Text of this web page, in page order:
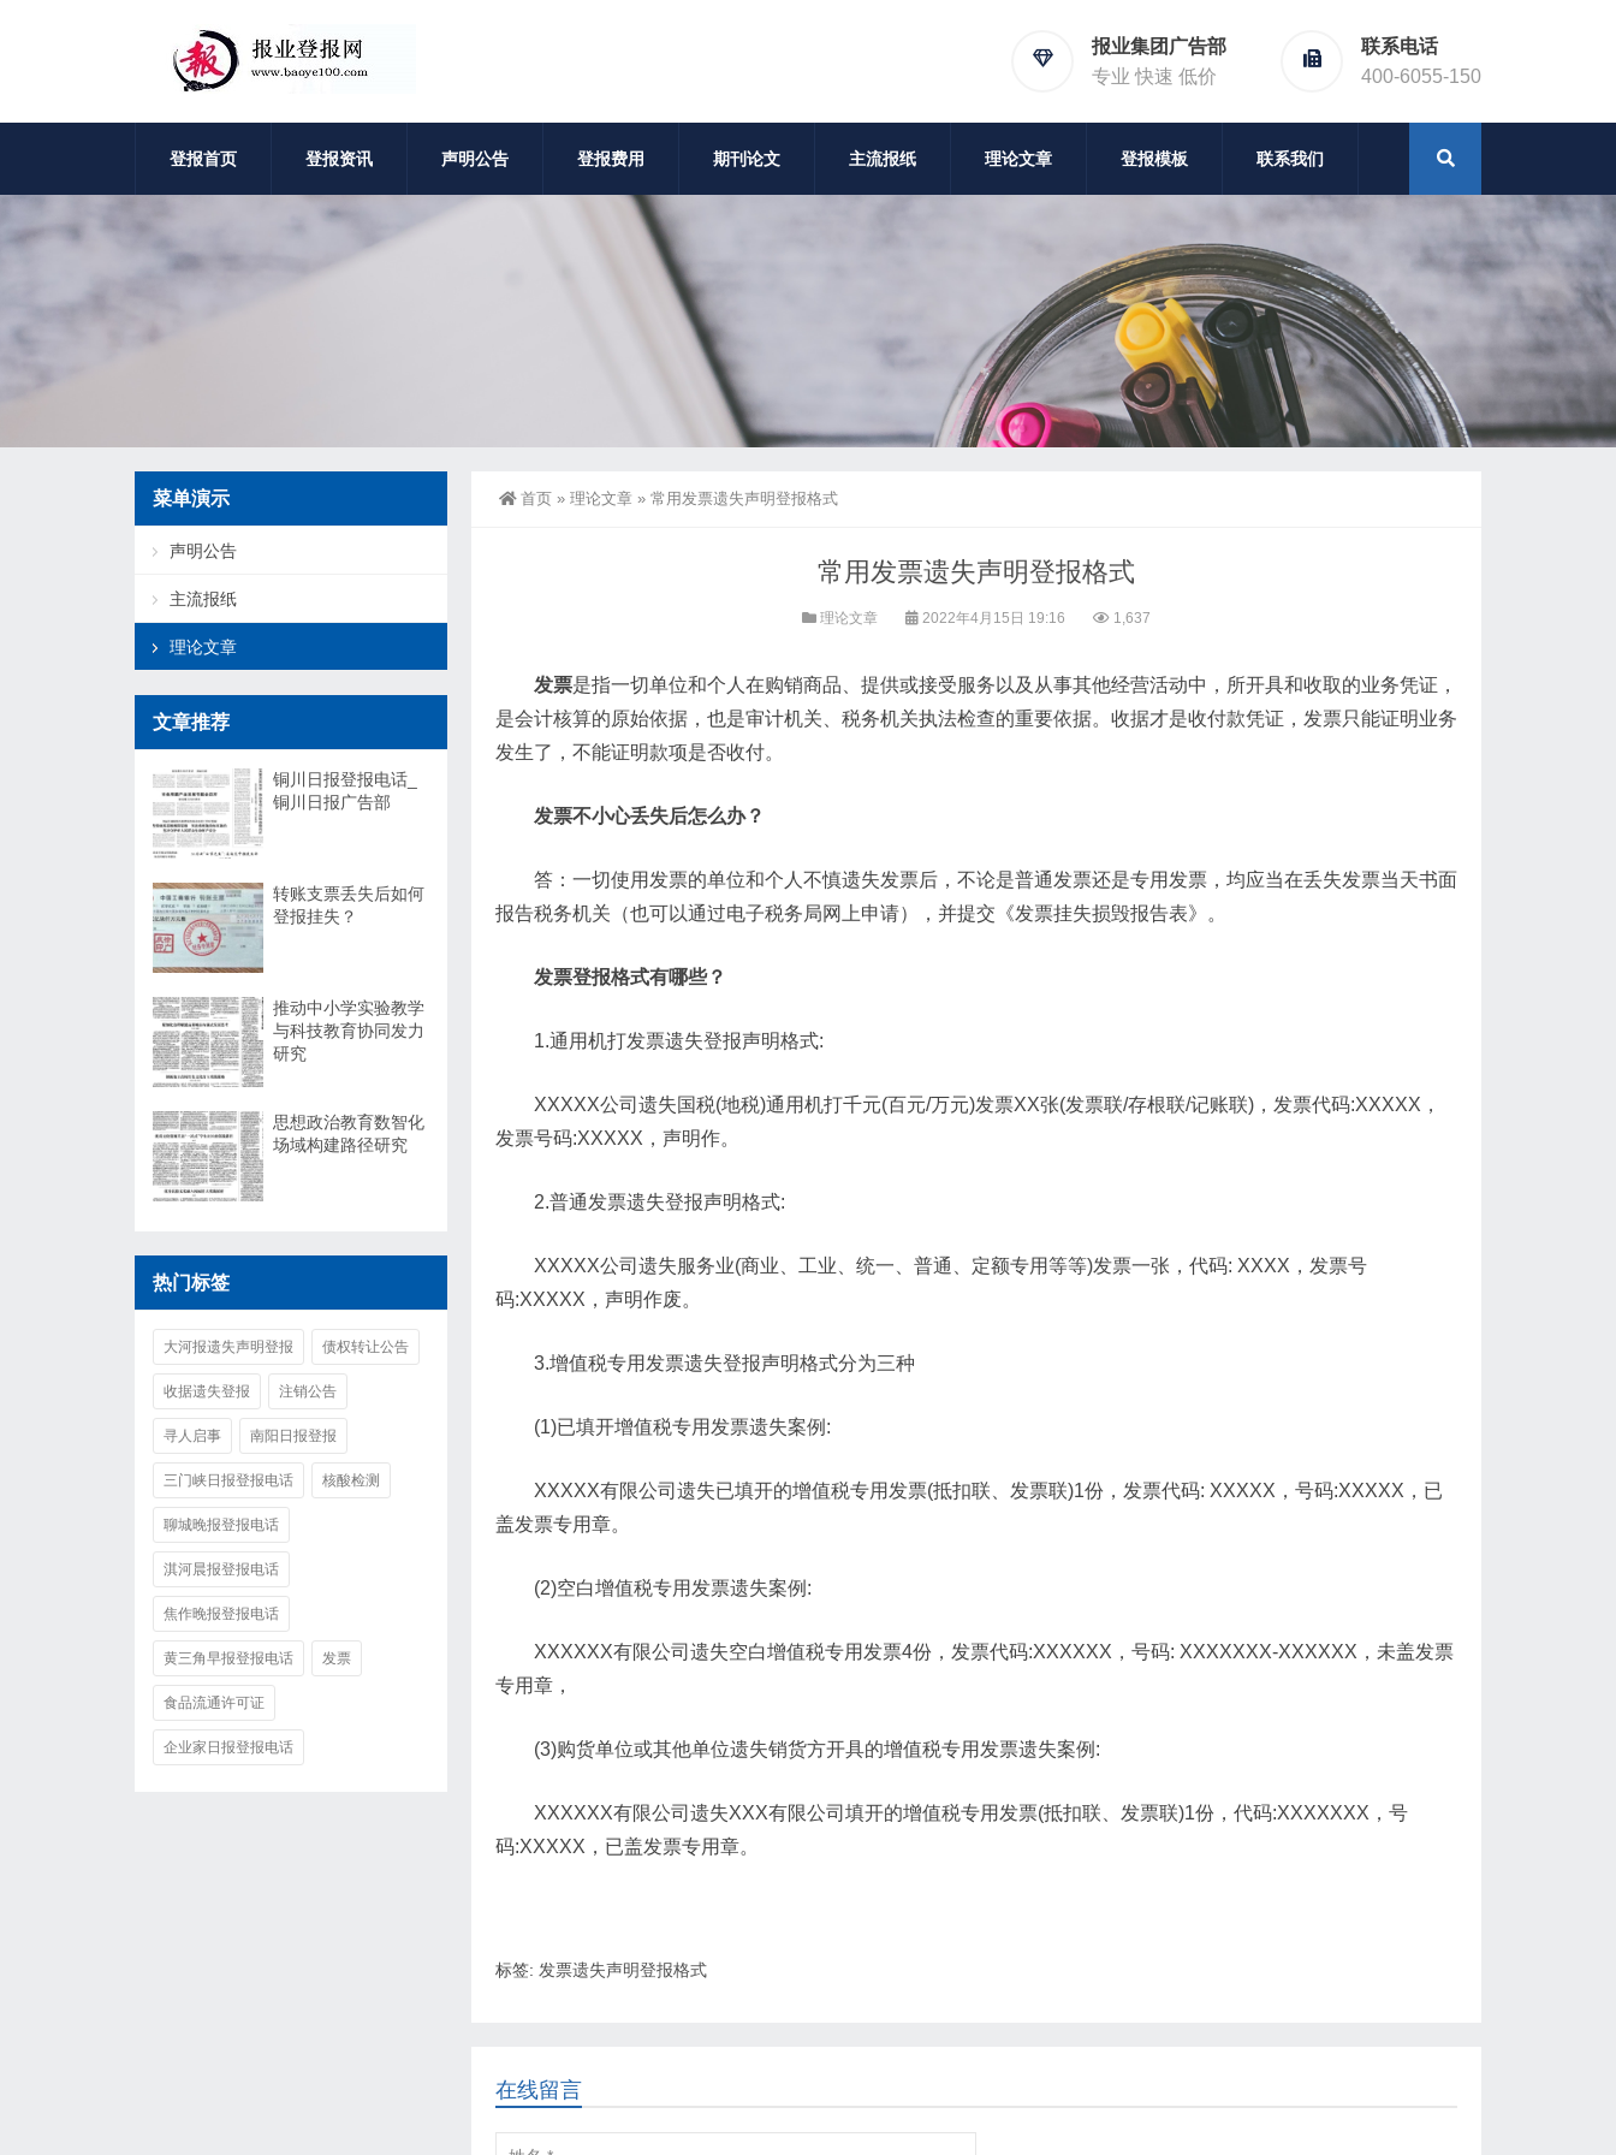
报业集团广告部
专业 快速 低价
联系电话
400-6055-150
登报首页 登报资讯 声明公告 登报费用 期刊论文 主流报纸 理论文章 登报模板 联系我们
首页 » 理论文章 » 常用发票遗失声明登报格式
常用发票遗失声明登报格式
理论文章 2022年4月15日 19:16 1,637
发票是指一切单位和个人在购销商品、提供或接受服务以及从事其他经营活动中，所开具和收取的业务凭证，
是会计核算的原始依据，也是审计机关、税务机关执法检查的重要依据。收据才是收付款凭证，发票只能证明业务
发生了，不能证明款项是否收付。
发票不小心丢失后怎么办？
答：一切使用发票的单位和个人不慎遗失发票后，不论是普通发票还是专用发票，均应当在丢失发票当天书面
报告税务机关（也可以通过电子税务局网上申请），并提交《发票挂失损毁报告表》。
发票登报格式有哪些？
1.通用机打发票遗失登报声明格式:
XXXXX公司遗失国税(地税)通用机打千元(百元/万元)发票XX张(发票联/存根联/记账联)，发票代码:XXXXX，
发票号码:XXXXX，声明作。
2.普通发票遗失登报声明格式:
XXXXX公司遗失服务业(商业、工业、统一、普通、定额专用等等)发票一张，代码: XXXX，发票号
码:XXXXX，声明作废。
3.增值税专用发票遗失登报声明格式分为三种
(1)已填开增值税专用发票遗失案例:
XXXXX有限公司遗失已填开的增值税专用发票(抵扣联、发票联)1份，发票代码: XXXXX，号码:XXXXX，已
盖发票专用章。
(2)空白增值税专用发票遗失案例:
XXXXXX有限公司遗失空白增值税专用发票4份，发票代码:XXXXXX，号码: XXXXXXX-XXXXXX，未盖发票
专用章，
(3)购货单位或其他单位遗失销货方开具的增值税专用发票遗失案例:
XXXXXX有限公司遗失XXX有限公司填开的增值税专用发票(抵扣联、发票联)1份，代码:XXXXXXX，号
码:XXXXX，已盖发票专用章。
标签: 发票遗失声明登报格式
在线留言
菜单演示
声明公告
主流报纸
理论文章
文章推荐
铜川日报登报电话_
铜川日报广告部
转账支票丢失后如何
登报挂失？
推动中小学实验教学
与科技教育协同发力
研究
思想政治教育数智化
场域构建路径研究
热门标签
大河报遗失声明登报 债权转让公告
收据遗失登报 注销公告
寻人启事 南阳日报登报
三门峡日报登报电话 核酸检测
聊城晚报登报电话
淇河晨报登报电话
焦作晚报登报电话
黄三角早报登报电话 发票
食品流通许可证
企业家日报登报电话